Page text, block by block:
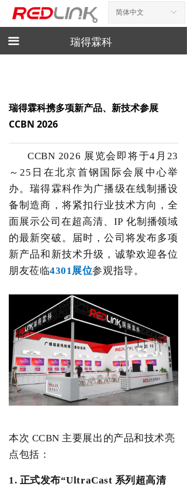
끀
首页
新闻资讯
下载
相关工具
诚聘英才
联系我们
瑞得霖科
ꀅ
简体中文
瑞得霖科携多项新产品、新技术参展
CCBN 2026
CCBN 2026 展览会即将于4 月 23
～25 日在北京首钢国际会展中心举
办。瑞得霖科作为广播级在线制播设
备制造商，将紧扣行业技术方向，全
面展示公司在超高清、 IP 化制播领域
的最新突破。届时，公司将发布多项
新产品和新技术升级，诚挚欢迎各位
朋友莅临4301展位参观指导。
本次 CCBN 主要展出的产品和技术亮
点包括：
1. 正式发布“UltraCast 系列超高清